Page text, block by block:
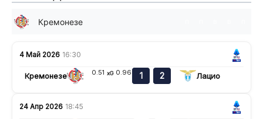
Кремонезе
4 Май 2026 16:30
Кремонезе 0.51 xG 0.96 1 2 Лацио
24 Апр 2026 18:45